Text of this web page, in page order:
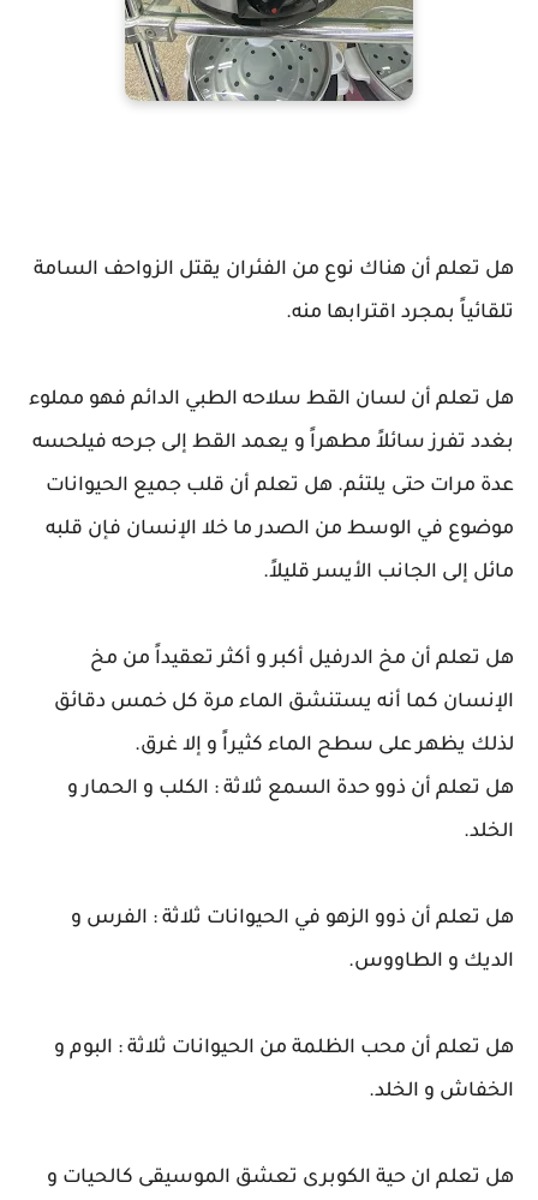
هل تعلم أن هناك نوع من الفئران يقتل الزواحف السامة
تلقائياً بمجرد اقترابها منه.
هل تعلم أن لسان القط سلاحه الطبي الدائم فهو مملوء
بغدد تفرز سائلاً مطهراً و يعمد القط إلى جرحه فيلحسه
عدة مرات حتى يلتئم. هل تعلم أن قلب جميع الحيوانات
موضوع في الوسط من الصدر ما خلا الإنسان فإن قلبه
مائل إلى الجانب الأيسر قليلاً.
هل تعلم أن مخ الدرفيل أكبر و أكثر تعقيداً من مخ
الإنسان كما أنه يستنشق الماء مرة كل خمس دقائق
لذلك يظهر على سطح الماء كثيراً و إلا غرق.
هل تعلم أن ذوو حدة السمع ثلاثة : الكلب و الحمار و
الخلد.
هل تعلم أن ذوو الزهو في الحيوانات ثلاثة : الفرس و
الديك و الطاووس.
هل تعلم أن محب الظلمة من الحيوانات ثلاثة : البوم و
الخفاش و الخلد.
هل تعلم ان حية الكوبرى تعشق الموسيقى كالحيات و